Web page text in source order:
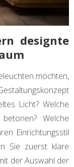
designte
möchten,
Licht? Welche
Welche
Einrichtungsstil
Sie zuerst klare
der Auswahl der